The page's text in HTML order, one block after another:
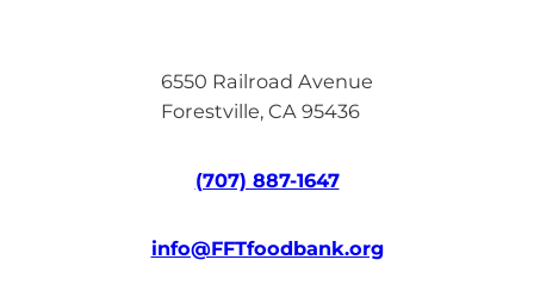
6550 Railroad Avenue
Forestville, CA 95436
(707) 887-1647
info@FFTfoodbank.org